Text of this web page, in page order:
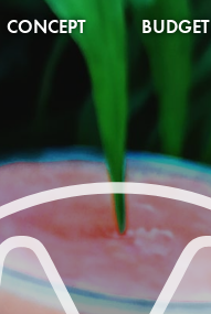
CONCEPT BUDGET